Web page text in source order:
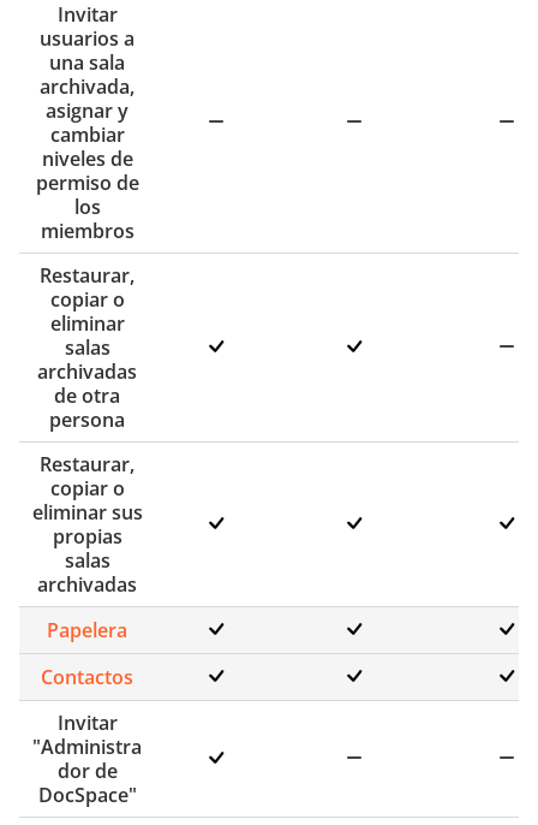
Invitar
usuarios a
una sala
archivada,
asignar y
cambiar
niveles de
permiso de
los
miembros
Restaurar,
copiar o
eliminar
salas
archivadas
de otra
persona
Restaurar,
copiar o
eliminar sus
propias
salas
archivadas
Papelera
Contactos
Invitar
"Administra
dor de
DocSpace"